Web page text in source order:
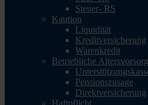
Steuer- RS
Kaution
Liquidität
Kreditversicherung
Warenkredit
Betriebliche
Pensionszusage
Direktversicherung